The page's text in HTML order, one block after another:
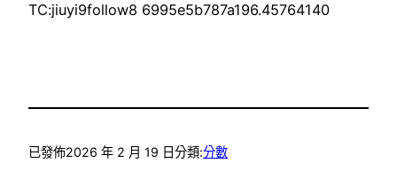
TC:jiuyi9follow8 6995e5b787a196.45764140
已發佈2026 年 2 月 19 日分類:分數